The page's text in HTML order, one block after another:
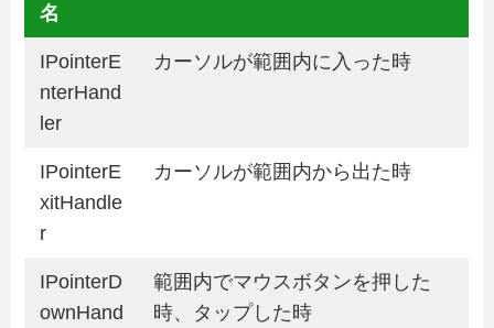
名
IPointerE
nterHand
ler
カーソルが範囲内に入った時
IPointerE
xitHandle
r
カーソルが範囲内から出た時
IPointerD
ownHand
範囲内でマウスボタンを押した
時、タップした時